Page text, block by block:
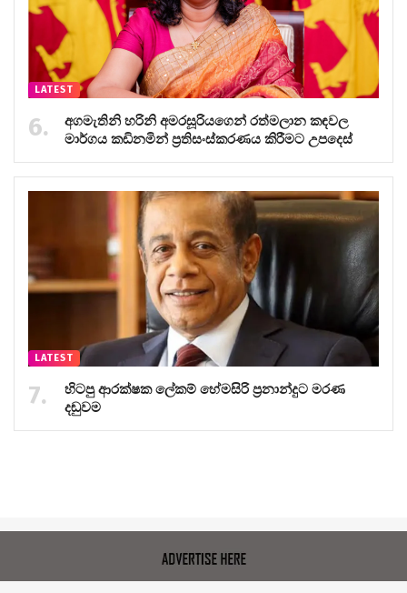
LATEST
අගමැතිනි හරිනි අමරසූරියගෙන් රත්මලාන කඳවල
මාර්ගය කඩිනමින් ප්‍රතිසංස්කරණය කිරීමට උපදෙස්
LATEST
හිටපු ආරක්ෂක ලේකම් හේමසිරි ප්‍රනාන්දුට මරණ
දඬුවම